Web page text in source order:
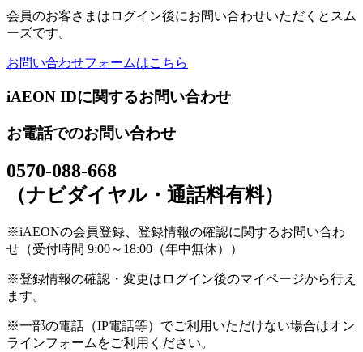
会員のお客さまはログイン後にお問い合わせいただくとスム
ーズです。
お問い合わせフォームはこちら
iAEON IDに関するお問い合わせ
お電話でのお問い合わせ
0570-088-668
（ナビダイヤル・通話料有料）
※iAEONの会員登録、登録情報の確認に関するお問い合わ
せ（受付時間 9:00～18:00（年中無休））
※登録情報の確認・変更はログイン後のマイページから行え
ます。
※一部の電話（IP電話等）でご利用いただけない場合はオン
ラインフォームをご利用ください。